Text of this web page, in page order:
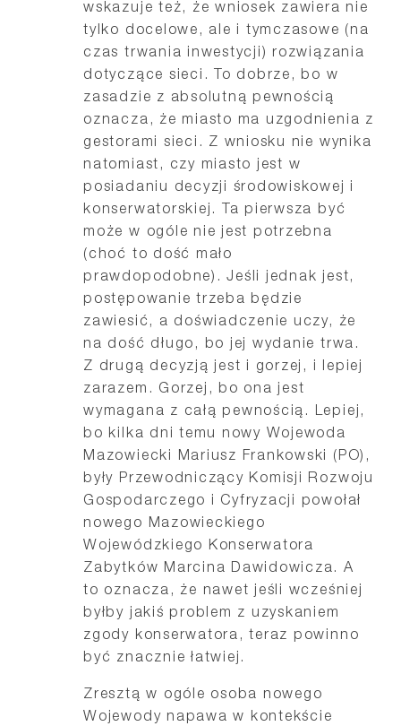
wskazuje też, że wniosek zawiera nie
tylko docelowe, ale i tymczasowe (na
czas trwania inwestycji) rozwiązania
dotyczące sieci. To dobrze, bo w
zasadzie z absolutną pewnością
oznacza, że miasto ma uzgodnienia z
gestorami sieci. Z wniosku nie wynika
natomiast, czy miasto jest w
posiadaniu decyzji środowiskowej i
konserwatorskiej. Ta pierwsza być
może w ogóle nie jest potrzebna
(choć to dość mało
prawdopodobne). Jeśli jednak jest,
postępowanie trzeba będzie
zawiesić, a doświadczenie uczy, że
na dość długo, bo jej wydanie trwa.
Z drugą decyzją jest i gorzej, i lepiej
zarazem. Gorzej, bo ona jest
wymagana z całą pewnością. Lepiej,
bo kilka dni temu nowy Wojewoda
Mazowiecki Mariusz Frankowski (PO),
były Przewodniczący Komisji Rozwoju
Gospodarczego i Cyfryzacji powołał
nowego Mazowieckiego
Wojewódzkiego Konserwatora
Zabytków Marcina Dawidowicza. A
to oznacza, że nawet jeśli wcześniej
byłby jakiś problem z uzyskaniem
zgody konserwatora, teraz powinno
być znacznie łatwiej.
Zresztą w ogóle osoba nowego
Wojewody napawa w kontekście